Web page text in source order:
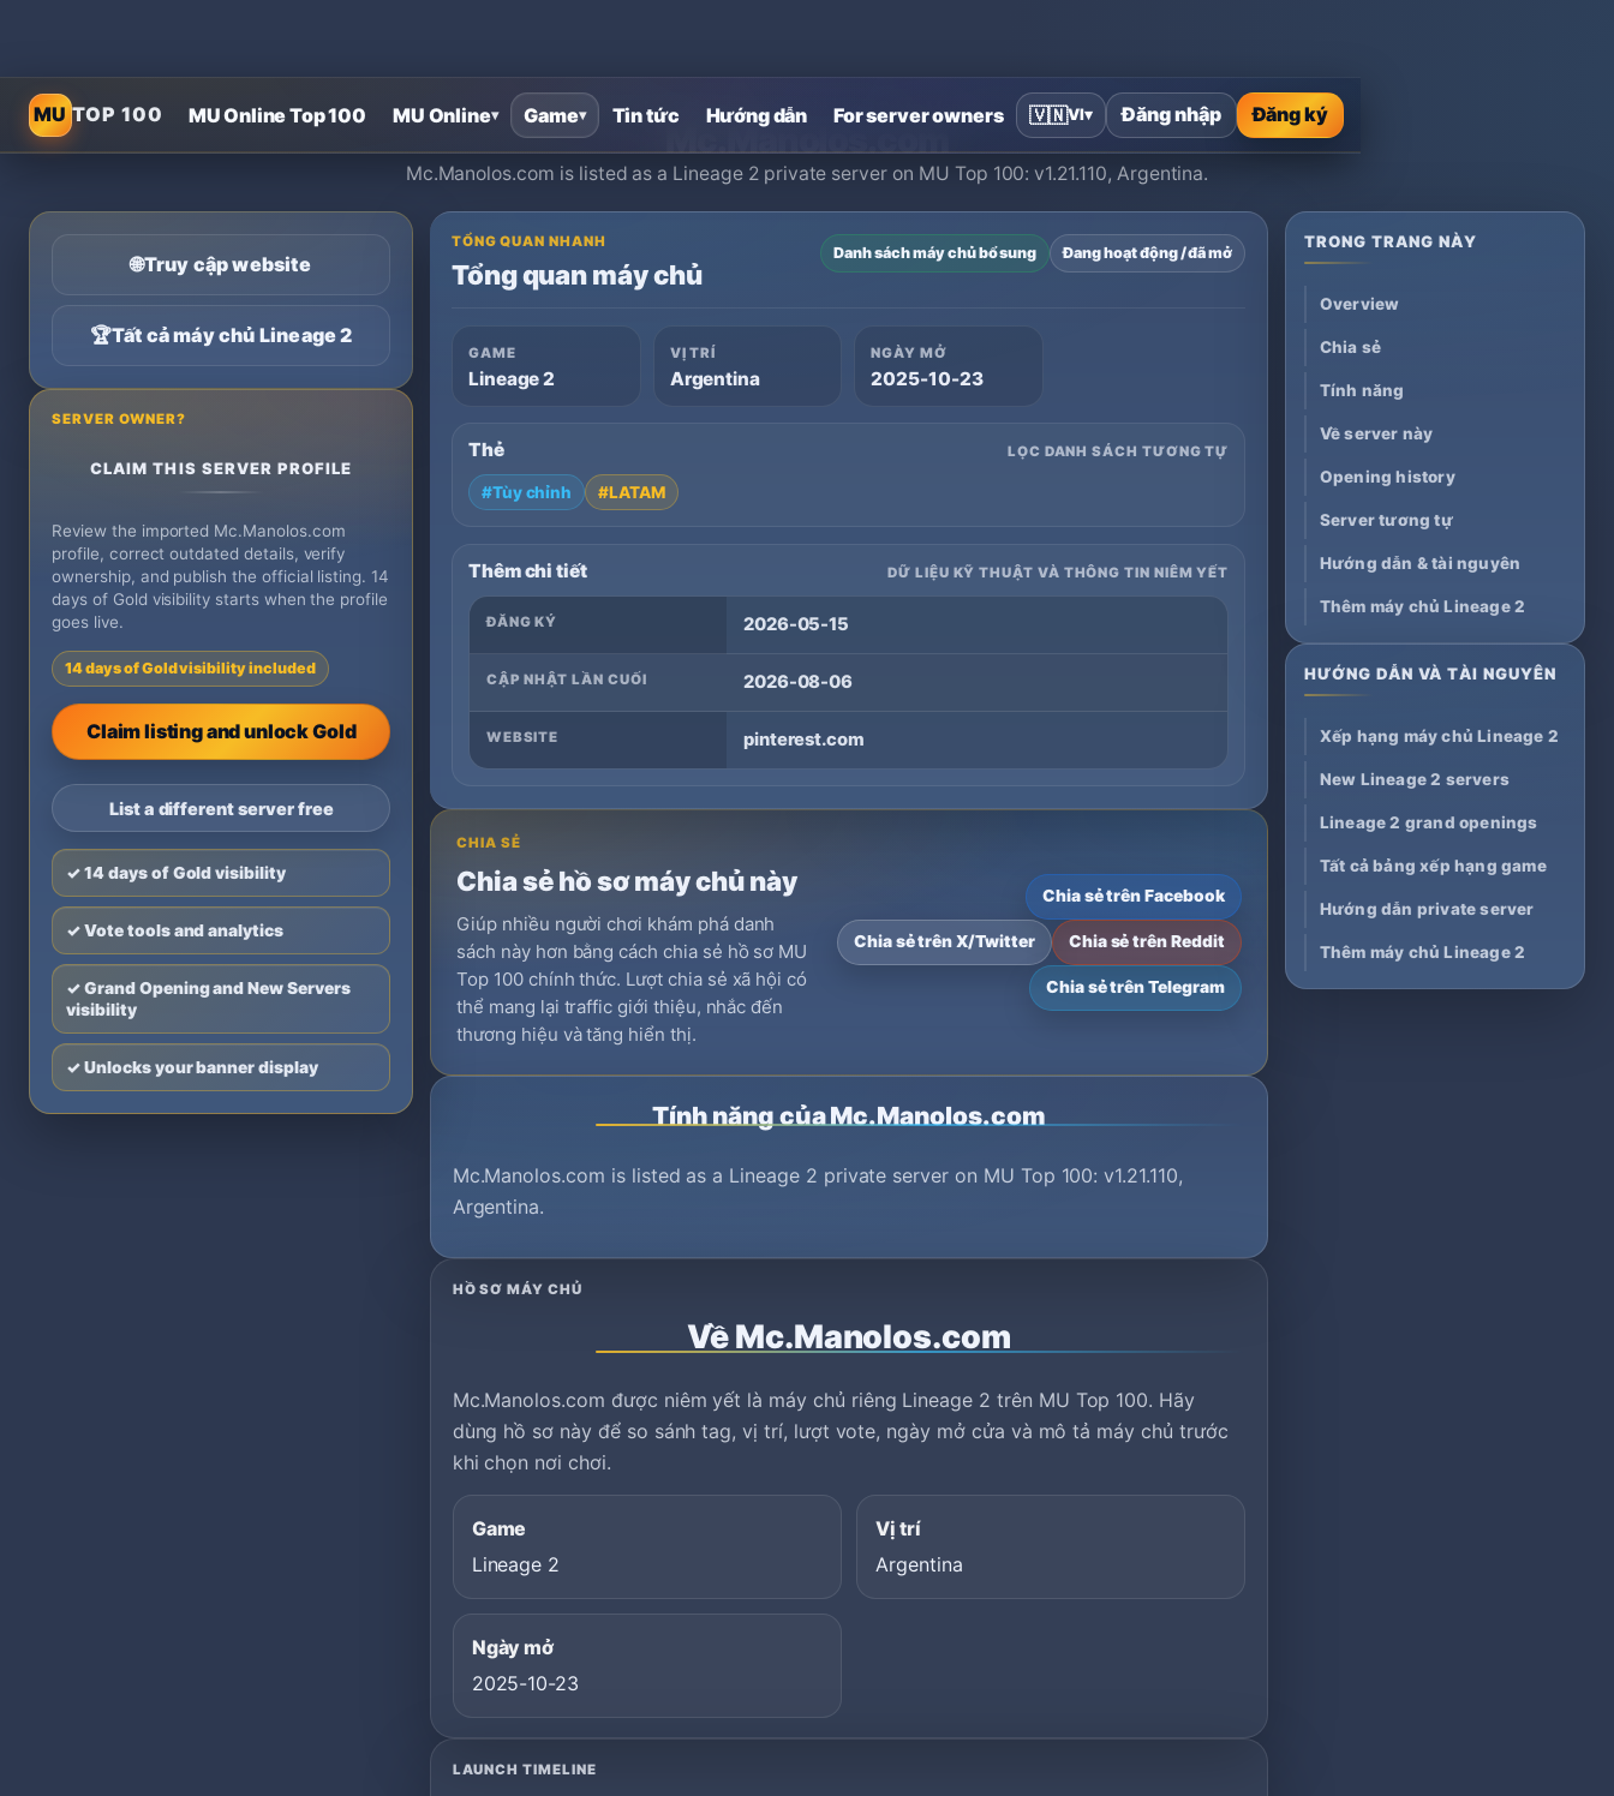
MUTOP 100 MU Online Top 100 MU Online▾ Game▾ Tin tức Hướng dẫn For server owners 🇻🇳VI▾ Đăng nhập Đăng ký
Trang chủ›Máy chủ riêng Lineage 2›Mc.Manolos.com
Mc.Manolos.com
Mc.Manolos.com is listed as a Lineage 2 private server on MU Top 100: v1.21.110, Argentina.
🌐Truy cập website
🏆Tất cả máy chủ Lineage 2
SERVER OWNER?
CLAIM THIS SERVER PROFILE
Review the imported Mc.Manolos.com
profile, correct outdated details, verify
ownership, and publish the official listing. 14
days of Gold visibility starts when the profile
goes live.
14 days of Gold visibility included
Claim listing and unlock Gold
List a different server free
✓ 14 days of Gold visibility
✓ Vote tools and analytics
✓ Grand Opening and New Servers
visibility
✓ Unlocks your banner display
TỔNG QUAN NHANH
Tổng quan máy chủ
Danh sách máy chủ bổ sung Đang hoạt động / đã mở
GAME
Lineage 2
VỊ TRÍ
Argentina
NGÀY MỞ
2025-10-23
Thẻ LỌC DANH SÁCH TƯƠNG TỰ
#Tùy chỉnh #LATAM
Thêm chi tiết DỮ LIỆU KỸ THUẬT VÀ THÔNG TIN NIÊM YẾT
ĐĂNG KÝ 2026-05-15
CẬP NHẬT LẦN CUỐI 2026-08-06
WEBSITE pinterest.com
CHIA SẺ
Chia sẻ hồ sơ máy chủ này
Giúp nhiều người chơi khám phá danh
sách này hơn bằng cách chia sẻ hồ sơ MU
Top 100 chính thức. Lượt chia sẻ xã hội có
thể mang lại traffic giới thiệu, nhắc đến
thương hiệu và tăng hiển thị.
Chia sẻ trên Facebook
Chia sẻ trên X/Twitter Chia sẻ trên Reddit
Chia sẻ trên Telegram
Tính năng của Mc.Manolos.com
Mc.Manolos.com is listed as a Lineage 2 private server on MU Top 100: v1.21.110,
Argentina.
HỒ SƠ MÁY CHỦ
Về Mc.Manolos.com
Mc.Manolos.com được niêm yết là máy chủ riêng Lineage 2 trên MU Top 100. Hãy
dùng hồ sơ này để so sánh tag, vị trí, lượt vote, ngày mở cửa và mô tả máy chủ trước
khi chọn nơi chơi.
Game
Lineage 2
Vị trí
Argentina
Ngày mở
2025-10-23
LAUNCH TIMELINE
TRONG TRANG NÀY
Overview
Chia sẻ
Tính năng
Về server này
Opening history
Server tương tự
Hướng dẫn & tài nguyên
Thêm máy chủ Lineage 2
HƯỚNG DẪN VÀ TÀI NGUYÊN
Xếp hạng máy chủ Lineage 2
New Lineage 2 servers
Lineage 2 grand openings
Tất cả bảng xếp hạng game
Hướng dẫn private server
Thêm máy chủ Lineage 2